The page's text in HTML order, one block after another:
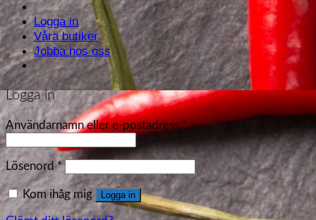
Logga in
Våra butiker
Jobba hos oss
Logga in
Användarnamn eller e-postadress*
Lösenord*
Kom ihåg mig Logga in